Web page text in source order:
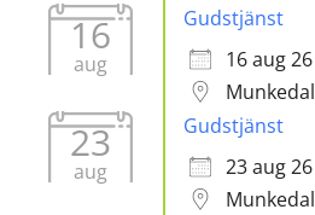
16
aug
Gudstjänst
16 aug 26
Munkedal
23
aug
Gudstjänst
23 aug 26
Munkedal